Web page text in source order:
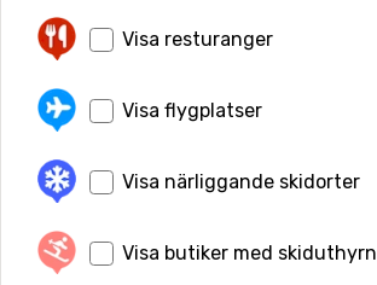
Visa resturanger
Visa flygplatser
Visa närliggande skidorter
Visa butiker med